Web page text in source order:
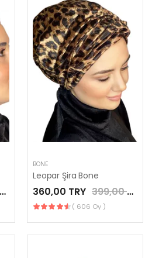
BONE
Leopar Şira Bone
360,00 TRY 399,00 TRY
( 606 Oy )